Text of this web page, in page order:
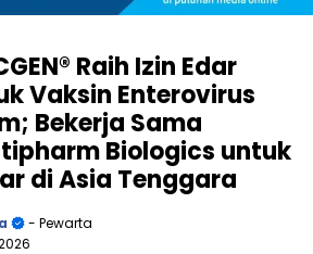
Raih Izin Edar
Vaksin Enterovirus
Bekerja Sama
Biologics untuk
di Asia Tenggara
- Pewarta